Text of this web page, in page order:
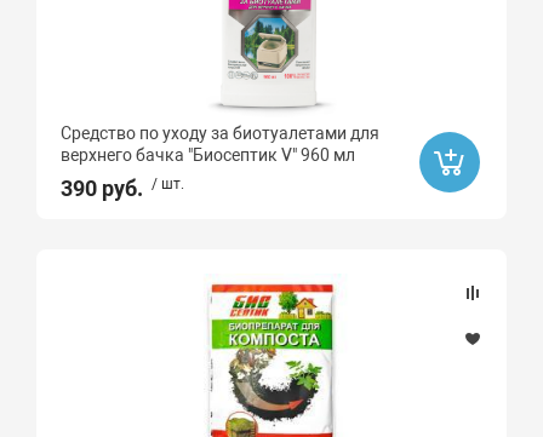
Средство по уходу за биотуалетами для
верхнего бачка "Биосептик V" 960 мл
390 руб. / шт.